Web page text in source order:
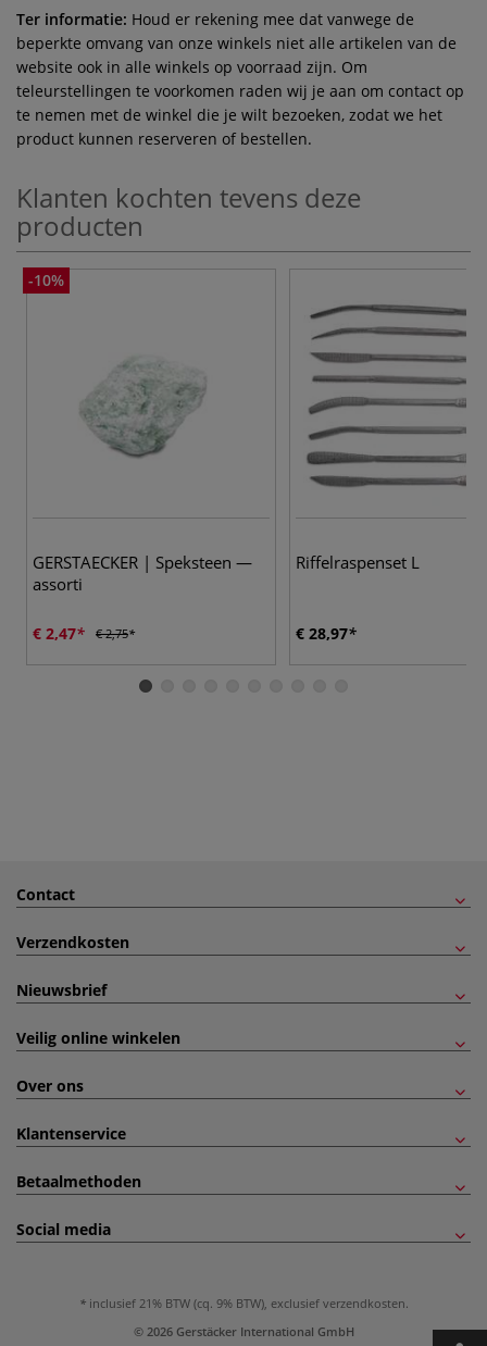
Ter informatie: Houd er rekening mee dat vanwege de
beperkte omvang van onze winkels niet alle artikelen van de
website ook in alle winkels op voorraad zijn. Om
teleurstellingen te voorkomen raden wij je aan om contact op
te nemen met de winkel die je wilt bezoeken, zodat we het
product kunnen reserveren of bestellen.
Klanten kochten tevens deze
producten
-10%
GERSTAECKER | Speksteen —
assorti
€ 2,47 € 2,75
Riffelraspenset L
€ 28,97
Contact
Verzendkosten
Nieuwsbrief
Veilig online winkelen
Over ons
Klantenservice
Betaalmethoden
Social media
inclusief 21% BTW (cq. 9% BTW), exclusief verzendkosten.
© 2026 Gerstäcker International GmbH